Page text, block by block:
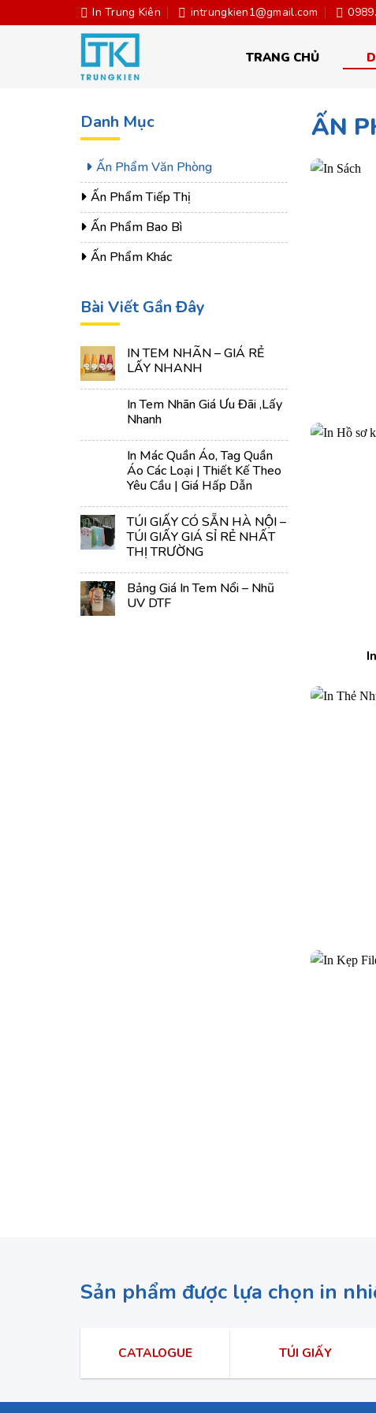
to
In Trung Kiên intrungkien1@gmail.com
TRANG CHỦ
Danh Mục
Ấn Phẩm Văn Phòng
Ấn Phẩm Tiếp Thị
Ấn Phẩm Bao Bì
Ấn Phẩm Khác
Bài Viết Gần Đây
IN TEM NHÃN – GIÁ RẺ
LẤY NHANH
In Tem Nhãn Giá Ưu Đãi ,lấy
Nhanh
In Mác Quần Áo, Tag Quần
Áo Các Loại | Thiết Kế Theo
Yêu Cầu | Giá Hấp Dẫn
TÚI GIẤY CÓ SẴN HÀ NỘI –
TÚI GIẤY GIÁ SỈ RẺ NHẤT
THỊ TRƯỜNG
Bảng Giá In Tem Nổi – Nhũ
UV DTF
ẤN
Sản phẩm được lựa chọn in
CATALOGUE TÚI GIẤY